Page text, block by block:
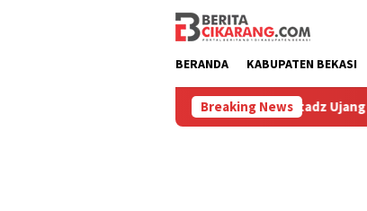
BERANDA KABUPATEN BEKASI
Breaking News
Hilang 5 Bulan, Ustadz Ujang Akhirnya